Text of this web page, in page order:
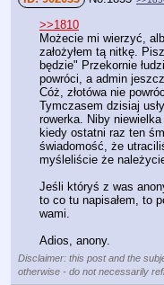
>>1810
Możecie mi wierzyć,
założyłem tą nitkę.
będzie" Przekornie
powróci, a admin
Cóż, złotówa nie
Tymczasem dzisiaj
rowerka. Niby
kiedy ostatni raz ten
świadomość, że
myśleliście że
Jeśli któryś z was
to co tu napisałem, to
wami.
Adios, anony.
Disclaimer: this post and the
otherwise - do not necessarily